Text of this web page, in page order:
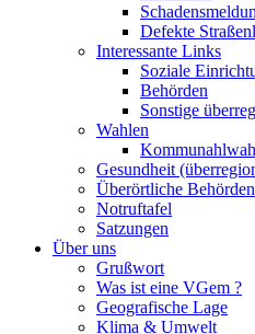
Defekte
Interessante Links
Soziale
Behörden
Sonstige
Wahlen
Gesundheit
Überörtliche Behörden
Notruftafel
Satzungen
Über uns
Grußwort
Was ist eine VGem ?
Geografische Lage
Klima & Umwelt